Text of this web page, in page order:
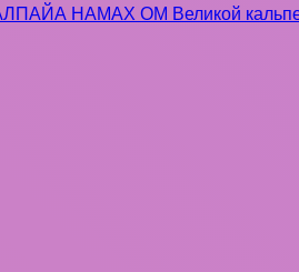
НАМАХ ОМ Великой кальпе